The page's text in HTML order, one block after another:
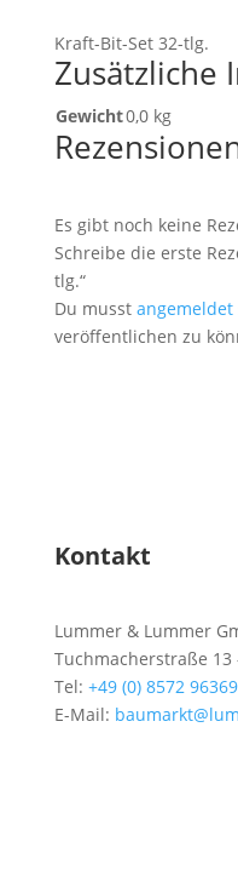
Kraft-Bit-Set 32-tlg.
Zusätzliche
Gewicht0,0 kg
Es gibt noch keine
Schreibe die erste
tlg.“
Du musst angemeldet
veröffentlichen zu
Kontakt
Lummer & Lummer
Tuchmacherstraße 13
Tel: +49 (0) 8572
E-Mail: